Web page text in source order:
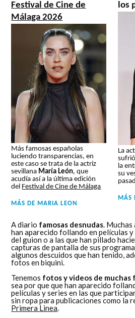
Festival de Cine de
Málaga 2026
Más famosas españolas
luciendo transparencias, en
este caso se trata de la actriz
sevillana María León, que
acudía así a la última edición
del Festival de Cine de Málaga
MÁS DE MARIA LEON
los
La
la
su
MÁS
A diario famosas desnudas.
han aparecido follando en películas
del guion o a las que han pillado
capturas de pantalla de sus
algunos descuidos que han tenido,
fotos en biquini.
Tenemos fotos y videos de muchas
sea por que que han aparecido
películas y series en las que
sin ropa para publicaciones como la
Primera Linea.